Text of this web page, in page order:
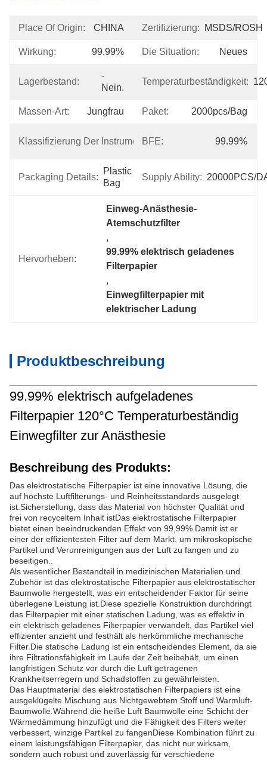
Place Of Origin: CHINA Zertifizierung: MSDS/ROSH
Wirkung: 99.99% Die Situation: Neues
Lagerbestand:
-
Nein.
Temperaturbeständigkeit:
Massen-Art: Jungfrau Paket: 2000pcs/bag
Klassifizierung Der Instrumente:
Klasse
I
BFE: 99.99%
Packaging Details:
Plastic
Bag
Supply Ability: 20000PCS/
Hervorheben:
Einweg-Anästhesie-
Atemschutzfilter
,
99.99% elektrisch geladenes
Filterpapier
,
Einwegfilterpapier mit
elektrischer Ladung
Produktbeschreibung
99.99% elektrisch aufgeladenes
Filterpapier 120°C Temperaturbeständig
Einwegfilter zur Anästhesie
Beschreibung des Produkts:
Das elektrostatische Filterpapier ist eine innovative Lösung, die
auf höchste Luftfilterungs- und Reinheitsstandards ausgelegt
ist.Sicherstellung, dass das Material von höchster Qualität und
frei von recyceltem Inhalt istDas elektrostatische Filterpapier
bietet einen beeindruckenden Effekt von 99,99%.Damit ist er
einer der effizientesten Filter auf dem Markt, um mikroskopische
Partikel und Verunreinigungen aus der Luft zu fangen und zu
beseitigen..
Als wesentlicher Bestandteil in medizinischen Materialien und
Zubehör ist das elektrostatische Filterpapier aus elektrostatischer
Baumwolle hergestellt, was ein entscheidender Faktor für seine
überlegene Leistung ist.Diese spezielle Konstruktion durchdringt
das Filterpapier mit einer statischen Ladung, was es effektiv in
ein elektrisch geladenes Filterpapier verwandelt, das Partikel viel
effizienter anzieht und festhält als herkömmliche mechanische
Filter.Die statische Ladung ist ein entscheidendes Element, da sie
ihre Filtrationsfähigkeit im Laufe der Zeit beibehält, um einen
langfristigen Schutz vor durch die Luft getragenen
Krankheitserregern und Schadstoffen zu gewährleisten.
Das Hauptmaterial des elektrostatischen Filterpapiers ist eine
ausgeklügelte Mischung aus Nichtgewebtem Stoff und Warmluft-
Baumwolle.Während die heiße Luft Baumwolle eine Schicht der
Wärmedämmung hinzufügt und die Fähigkeit des Filters weiter
verbessert, winzige Partikel zu fangenDiese Kombination führt zu
einem leistungsfähigen Filterpapier, das nicht nur wirksam,
sondern auch robust und zuverlässig für verschiedene